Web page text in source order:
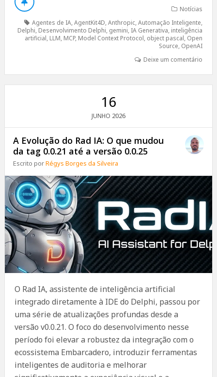
Notícias
Agentes de IA,AgentKit4D,Anthropic,Automação Inteligente,
Delphi, Desenvolvimento Delphi, gemini, IA Generativa, inteligência
artificial, LLM, MCP, Model Context Protocol, object pascal, Open
Source, OpenAI
Deixe um comentário
16
JUNHO 2026
A Evolução do Rad IA: O que mudou
da tag 0.0.21 até a versão 0.0.25
Escrito porRégys Borges da Silveira
O Rad IA, assistente de inteligência artificial
integrado diretamente à IDE do Delphi, passou por
uma série de atualizações profundas desde a
versão v0.0.21. O foco do desenvolvimento nesse
período foi elevar a robustez da integração com o
ecossistema Embarcadero, introduzir ferramentas
inteligentes de auditoria e melhorar